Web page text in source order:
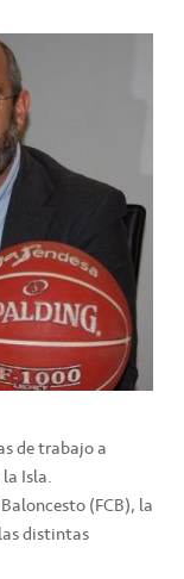
de trabajo a
Isla.
(FCB), la
distintas